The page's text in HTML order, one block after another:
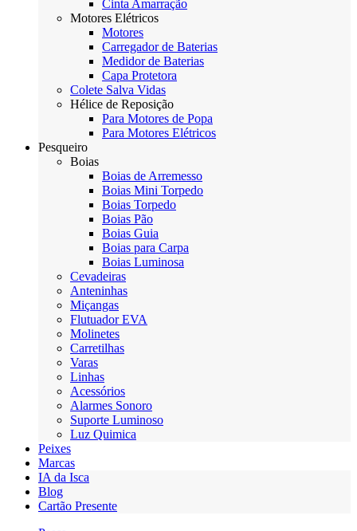
Cinta Amarração
Motores Elétricos
Motores
Carregador de Baterias
Medidor de Baterias
Capa Protetora
Colete Salva Vidas
Hélice de Reposição
Para Motores de Popa
Para Motores Elétricos
Pesqueiro
Boias
Boias de Arremesso
Boias Mini Torpedo
Boias Torpedo
Boias Pão
Boias Guia
Boias para Carpa
Boias Luminosa
Cevadeiras
Anteninhas
Miçangas
Flutuador EVA
Molinetes
Carretilhas
Varas
Linhas
Acessórios
Alarmes Sonoro
Suporte Luminoso
Luz Quimica
Peixes
Marcas
IA da Isca
Blog
Cartão Presente